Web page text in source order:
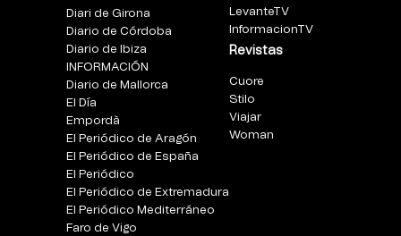
Diari de Girona
Diario de Córdoba
Diario de Ibiza
INFORMACIÓN
Diario de Mallorca
El Día
Empordà
El Periódico de Aragón
El Periódico de España
El Periódico
El Periódico de Extremadura
El Periódico Mediterráneo
Faro de Vigo
LevanteTV
InformacionTV
Revistas
Cuore
Stilo
Viajar
Woman